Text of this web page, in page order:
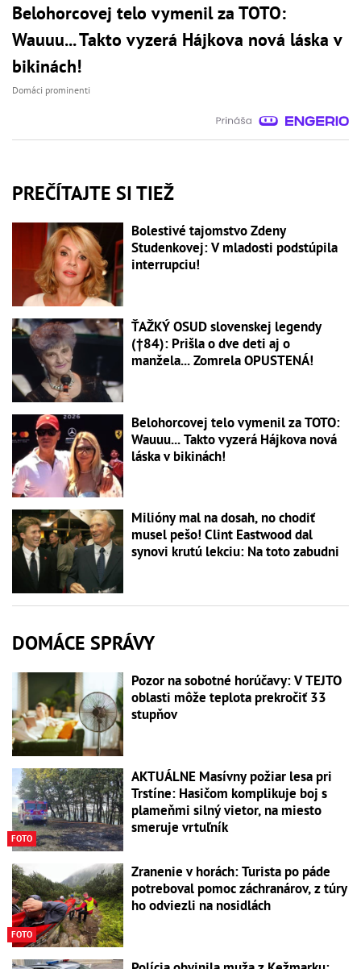
Belohorcovej telo vymenil za TOTO:
Wauuu... Takto vyzerá Hájkova nová láska v
bikinách!
Domáci prominenti
PREČÍTAJTE SI TIEŽ
Bolestivé tajomstvo Zdeny
Studenkovej: V mladosti podstúpila
interrupciu!
ŤAŽKÝ OSUD slovenskej legendy
(†84): Prišla o dve deti aj o
manžela... Zomrela OPUSTENÁ!
Belohorcovej telo vymenil za TOTO:
Wauuu... Takto vyzerá Hájkova nová
láska v bikinách!
Milióny mal na dosah, no chodiť
musel pešo! Clint Eastwood dal
synovi krutú lekciu: Na toto zabudni
DOMÁCE SPRÁVY
Pozor na sobotné horúčavy: V TEJTO
oblasti môže teplota prekročiť 33
stupňov
FOTO
AKTUÁLNE Masívny požiar lesa pri
Trstíne: Hasičom komplikuje boj s
plameňmi silný vietor, na miesto
smeruje vrtuľník
FOTO
Zranenie v horách: Turista po páde
potreboval pomoc záchranárov, z túry
ho odviezli na nosidlách